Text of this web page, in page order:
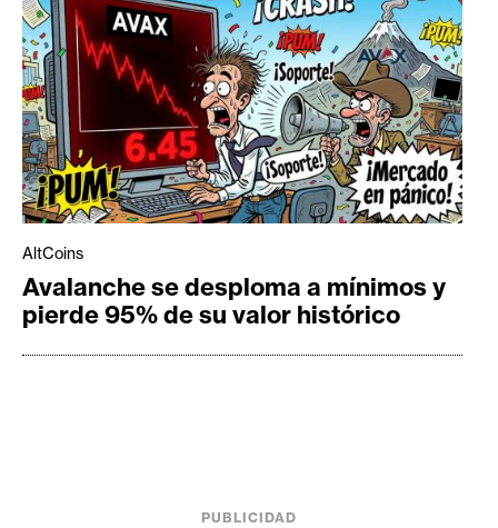
AltCoins
Avalanche se desploma a mínimos y
pierde 95% de su valor histórico
PUBLICIDAD